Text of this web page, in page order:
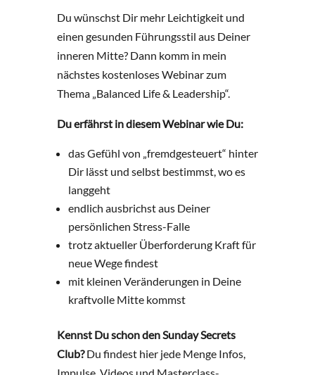
Du wünschst Dir mehr Leichtigkeit und
einen gesunden Führungsstil aus Deiner
inneren Mitte? Dann komm in mein
nächstes kostenloses Webinar zum
Thema „Balanced Life & Leadership“.
Du erfährst in diesem Webinar wie Du:
das Gefühl von „fremdgesteuert“ hinter
Dir lässt und selbst bestimmst, wo es
langgeht
endlich ausbrichst aus Deiner
persönlichen Stress-Falle
trotz aktueller Überforderung Kraft für
neue Wege findest
mit kleinen Veränderungen in Deine
kraftvolle Mitte kommst
Kennst Du schon den Sunday Secrets
Club?Du findest hier jede Menge Infos,